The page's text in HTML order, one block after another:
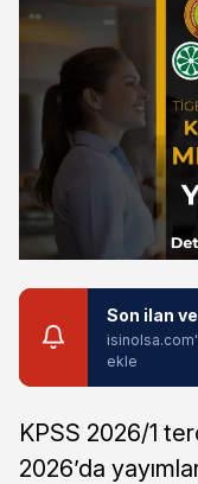
Son ilan
ekle
KPSS 2026/1
2026’da